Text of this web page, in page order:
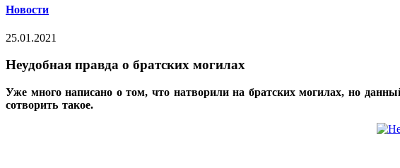
Новости
25.01.2021
Неудобная правда о братских могилах
Уже много написано о том, что натворили на братских могилах, но
сотворить такое.